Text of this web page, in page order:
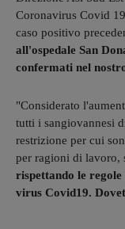
Coronavirus Covid
caso positivo
all'ospedale San
confermati nel
"Considerato
tutti i sangiovannesi
restrizione per cui
per ragioni di lavoro,
rispettando le
virus Covid19.